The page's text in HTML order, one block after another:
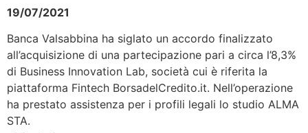
19/07/2021
Banca Valsabbina ha siglato un accordo finalizzato
all’acquisizione di una partecipazione pari a circa l’8,3%
di Business Innovation Lab, società cui è riferita la
piattaforma Fintech BorsadelCredito.it. Nell’operazione
ha prestato assistenza per i profili legali lo studio ALMA
STA.